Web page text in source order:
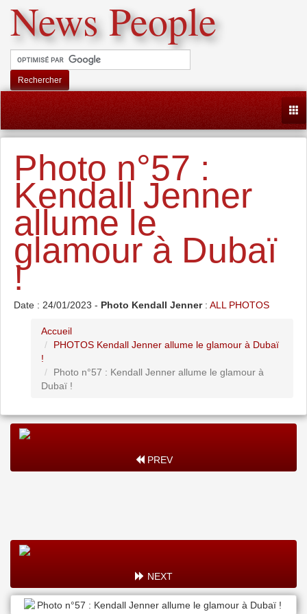
News People
Rechercher
Photo n°57 :
Kendall Jenner
allume le
glamour à Dubaï
!
Date : 24/01/2023 - Photo Kendall Jenner: ALL PHOTOS
Accueil
PHOTOS Kendall Jenner allume le glamour à Dubaï
!
Photo n°57 : Kendall Jenner allume le glamour à
Dubaï !
PREV
NEXT